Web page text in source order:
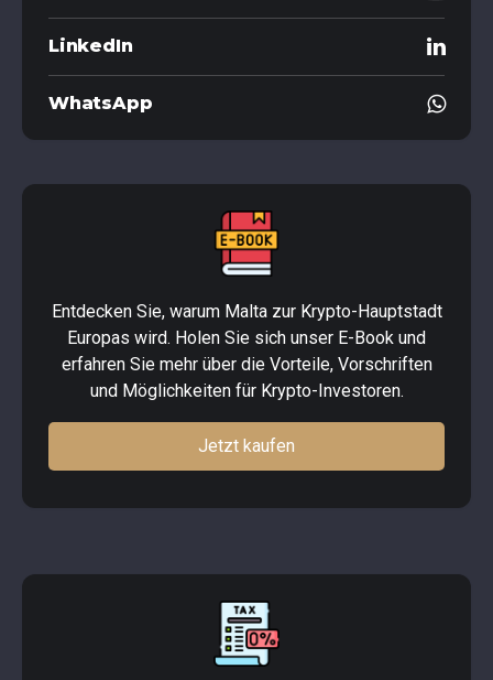
LinkedIn
WhatsApp
Entdecken Sie, warum Malta zur Krypto-Hauptstadt
Europas wird. Holen Sie sich unser E-Book und
erfahren Sie mehr über die Vorteile, Vorschriften
und Möglichkeiten für Krypto-Investoren.
Jetzt kaufen